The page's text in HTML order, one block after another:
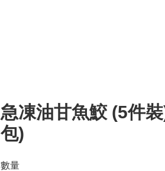
急凍油甘魚鮫 (5件
包)
數量